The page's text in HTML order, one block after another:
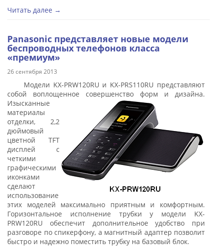
Читать далее →
Panasonic представляет новые модели
беспроводных телефонов класса
«премиум»
26 сентября 2013
Модели KX-PRW120RU и KX-PRS110RU представляют
собой воплощенное совершенство форм и дизайна.
Изысканные
материалы
отделки, 2,2
дюймовый
цветной TFT
дисплей с
четкими
графическими
иконками
сделают
использование
этих моделей максимально приятным и комфортным.
Горизонтальное исполнение трубки у модели KX-
PRW120RU обеспечит дополнительное удобство при
разговоре по спикерфону, а магнитный адаптер позволит
быстро и надежно поместить трубку на базовый блок.